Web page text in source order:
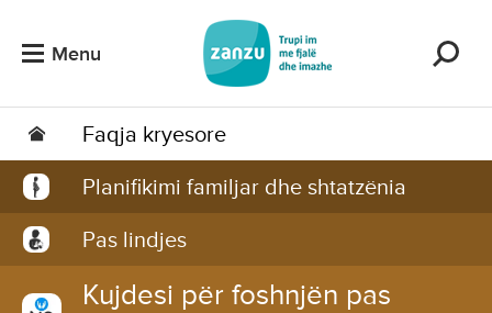
Menu
Faqja kryesore
Planifikimi familjar dhe shtatzënia
Pas lindjes
Kujdesi për foshnjën pas